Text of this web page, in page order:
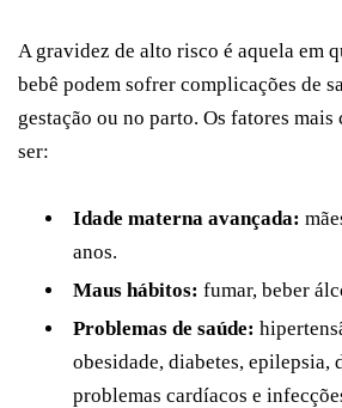
A gravidez de alto risco é aquela em
bebê podem sofrer complicações de
gestação ou no parto. Os fatores mais
ser:
Idade materna avançada:
anos.
Maus hábitos: fumar, beber
Problemas de saúde:
obesidade, diabetes, epilepsia,
problemas cardíacos e